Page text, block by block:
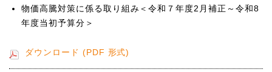
物価高騰対策に係る取り組み＜令和７年度2月補正～令和8
年度当初予算分＞
ダウンロード (PDF 形式)